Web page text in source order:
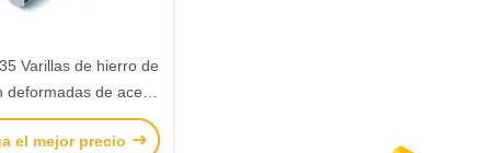
Varillas de hierro de
deformadas de acero
en caliente TMT
mm 10 mm 12 mm
el mejor precio